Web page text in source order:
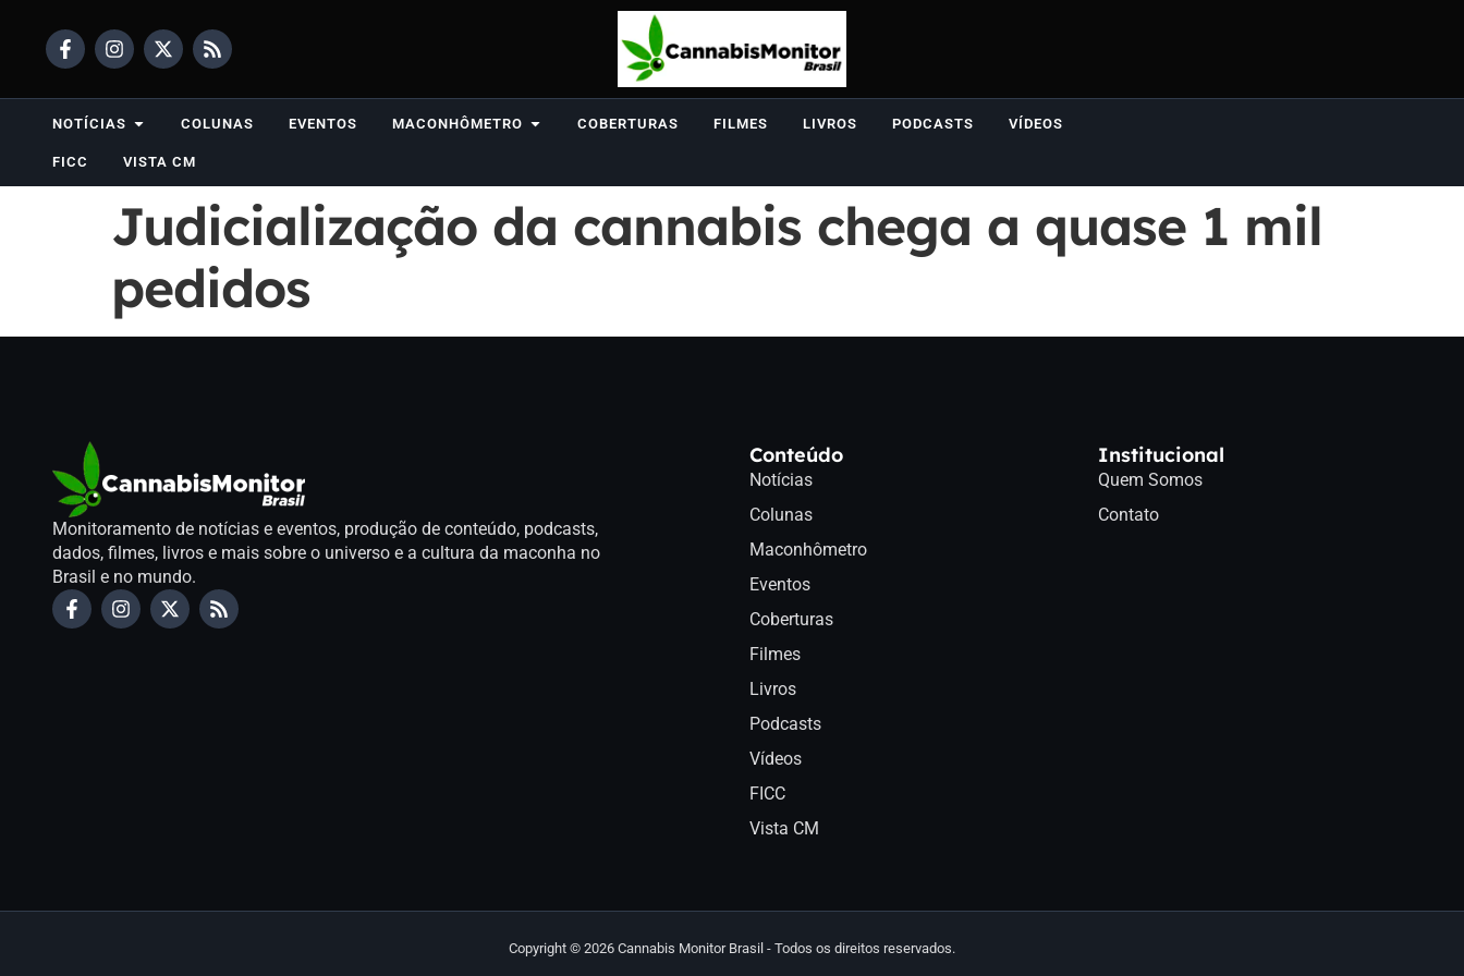
NOTÍCIAS COLUNAS EVENTOS MACONHÔMETRO COBERTURAS FILMES LIVROS PODCASTS VÍDEOS
FICC VISTA CM
Judicialização da cannabis chega a quase 1 mil
pedidos
Monitoramento de notícias e eventos, produção de conteúdo, podcasts,
dados, filmes, livros e mais sobre o universo e a cultura da maconha no
Brasil e no mundo.
Conteúdo
Notícias
Colunas
Maconhômetro
Eventos
Coberturas
Filmes
Livros
Podcasts
Vídeos
FICC
Vista CM
Institucional
Quem Somos
Contato
Copyright © 2026 Cannabis Monitor Brasil - Todos os direitos reservados.